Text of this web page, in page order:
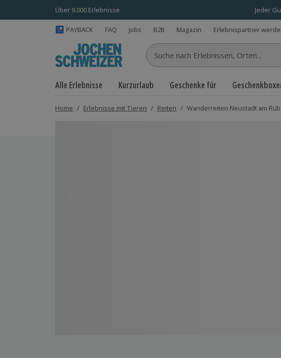
Über 9.000 Erlebnisse Jeder
PAYBACK FAQ Jobs B2B Magazin Erlebnispartner
Suche nach Erlebnissen...
Alle Erlebnisse Kurzurlaub Geschenke für
Home / Erlebnisse mit Tieren / Reiten / Wanderreiten Neustadt am